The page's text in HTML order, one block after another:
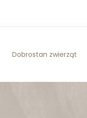
Dobrostan zwierząt